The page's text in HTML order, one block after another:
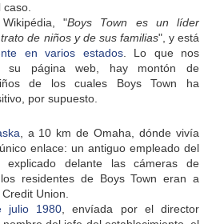
"Boys Town es un líder
de niños y de sus familias", y está
en varios estados. Lo que nos
su página web, hay montón de
de los cuales Boys Town ha
por supuesto.
, a 10 km de Omaha, dónde vivía
enlace: un antiguo empleado del
delante las cámeras de
residentes de Boys Town eran a
Union.
julio 1980 , envíada por el director